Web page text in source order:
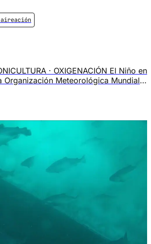
aireación
· OXIGENACIÓN El Niño en
Organización Meteorológica Mundial
a El Niño durante 2026. Para
una variable operacional. Contexto
Niño puede elevar la temperatura […]